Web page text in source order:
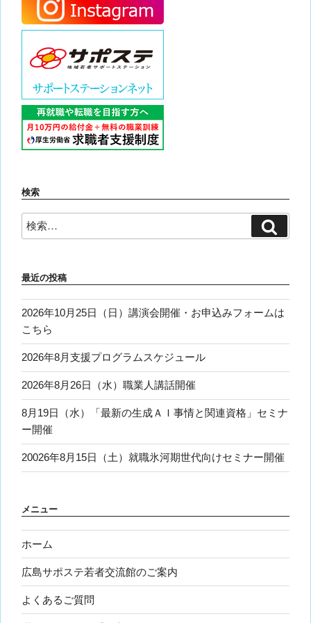
検索
検
索:
索
最近の投稿
2026年10月25日（日）講演会開催・お申込みフォームは
こちら
2026年8月支援プログラムスケジュール
2026年8月26日（水）職業人講話開催
8月19日（水）「最新の生成ＡＩ事情と関連資格」セミナ
ー開催
20026年8月15日（土）就職氷河期世代向けセミナー開催
メニュー
ホーム
広島サポステ若者交流館のご案内
よくあるご質問